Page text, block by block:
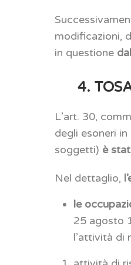
modificazioni,
in questione
4.
L’art. 30,
degli esoneri
soggetti) è
Nel dettaglio,
le
25 agosto
l’attività di